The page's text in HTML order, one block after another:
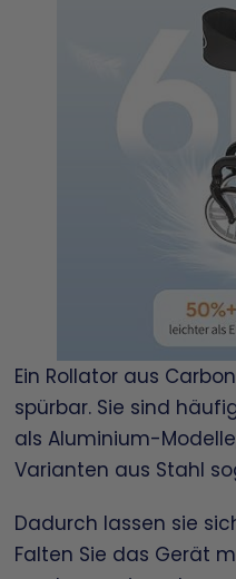
Ein Rollator aus
spürbar. Sie sind
als Aluminium-
Varianten aus Stahl
Dadurch lassen sie
Falten Sie das Gerät